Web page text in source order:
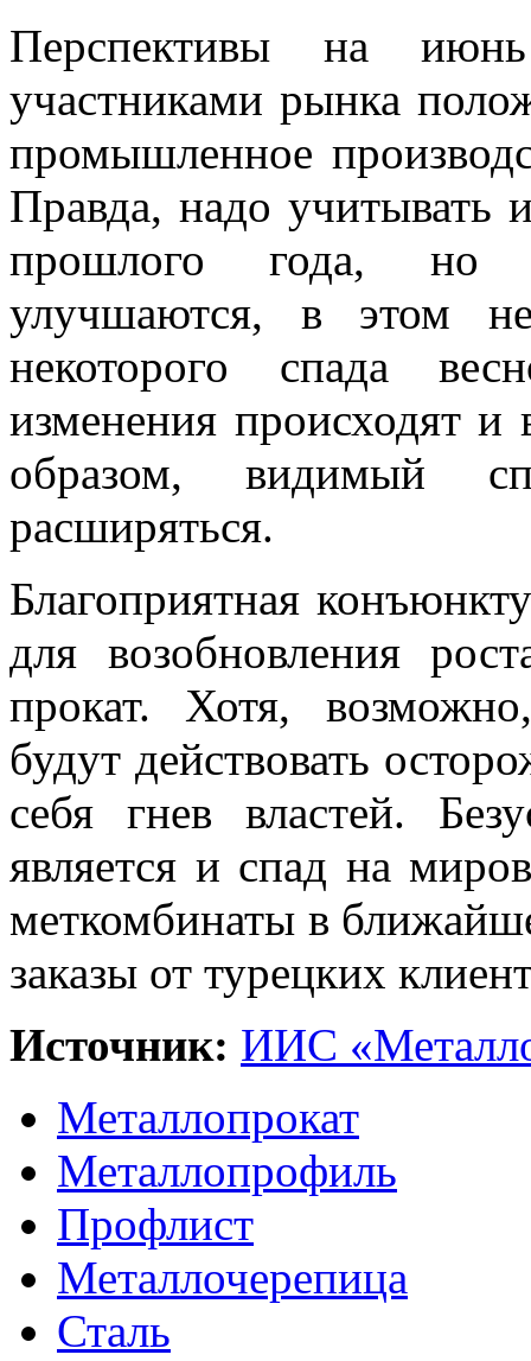
Перспективы на
участниками рынка
промышленное
Правда, надо учитывать
прошлого года, но
улучшаются, в этом
некоторого спада
изменения происходят и
образом, видимый
расширяться.
Благоприятная
для возобновления
прокат. Хотя,
будут действовать
себя гнев властей.
является и спад на
меткомбинаты в
заказы от турецких
Источник: ИИС
Металлопрокат
Металлопрофиль
Профлист
Металлочерепица
Сталь